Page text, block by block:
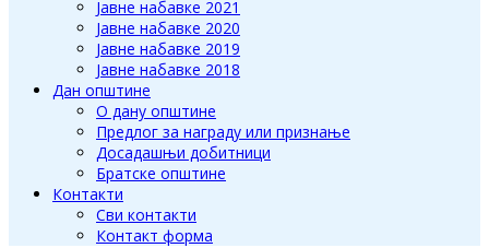
Јавне набавке 2021
Јавне набавке 2020
Јавне набавке 2019
Јавне набавке 2018
Дан општине
О дану општине
Предлог за награду или признање
Досадашњи добитници
Братске општине
Контакти
Сви контакти
Контакт форма